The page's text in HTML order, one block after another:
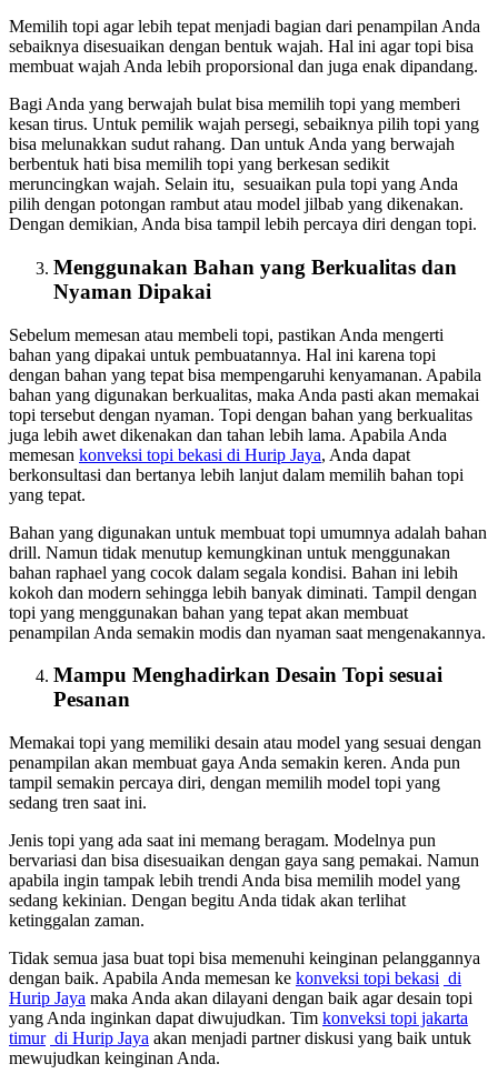
Memilih topi agar lebih tepat menjadi bagian dari penampilan Anda
sebaiknya disesuaikan dengan bentuk wajah. Hal ini agar topi bisa
membuat wajah Anda lebih proporsional dan juga enak dipandang.
Bagi Anda yang berwajah bulat bisa memilih topi yang memberi
kesan tirus. Untuk pemilik wajah persegi, sebaiknya pilih topi yang
bisa melunakkan sudut rahang. Dan untuk Anda yang berwajah
berbentuk hati bisa memilih topi yang berkesan sedikit
meruncingkan wajah. Selain itu, sesuaikan pula topi yang Anda
pilih dengan potongan rambut atau model jilbab yang dikenakan.
Dengan demikian, Anda bisa tampil lebih percaya diri dengan topi.
Menggunakan Bahan yang Berkualitas dan
Nyaman Dipakai
Sebelum memesan atau membeli topi, pastikan Anda mengerti
bahan yang dipakai untuk pembuatannya. Hal ini karena topi
dengan bahan yang tepat bisa mempengaruhi kenyamanan. Apabila
bahan yang digunakan berkualitas, maka Anda pasti akan memakai
topi tersebut dengan nyaman. Topi dengan bahan yang berkualitas
juga lebih awet dikenakan dan tahan lebih lama. Apabila Anda
memesan konveksi topi bekasi di Hurip Jaya, Anda dapat
berkonsultasi dan bertanya lebih lanjut dalam memilih bahan topi
yang tepat.
Bahan yang digunakan untuk membuat topi umumnya adalah bahan
drill. Namun tidak menutup kemungkinan untuk menggunakan
bahan raphael yang cocok dalam segala kondisi. Bahan ini lebih
kokoh dan modern sehingga lebih banyak diminati. Tampil dengan
topi yang menggunakan bahan yang tepat akan membuat
penampilan Anda semakin modis dan nyaman saat mengenakannya.
Mampu Menghadirkan Desain Topi sesuai
Pesanan
Memakai topi yang memiliki desain atau model yang sesuai dengan
penampilan akan membuat gaya Anda semakin keren. Anda pun
tampil semakin percaya diri, dengan memilih model topi yang
sedang tren saat ini.
Jenis topi yang ada saat ini memang beragam. Modelnya pun
bervariasi dan bisa disesuaikan dengan gaya sang pemakai. Namun
apabila ingin tampak lebih trendi Anda bisa memilih model yang
sedang kekinian. Dengan begitu Anda tidak akan terlihat
ketinggalan zaman.
Tidak semua jasa buat topi bisa memenuhi keinginan pelanggannya
dengan baik. Apabila Anda memesan ke konveksi topi bekasi di
Hurip Jaya maka Anda akan dilayani dengan baik agar desain topi
yang Anda inginkan dapat diwujudkan. Tim konveksi topi jakarta
timur di Hurip Jaya akan menjadi partner diskusi yang baik untuk
mewujudkan keinginan Anda.